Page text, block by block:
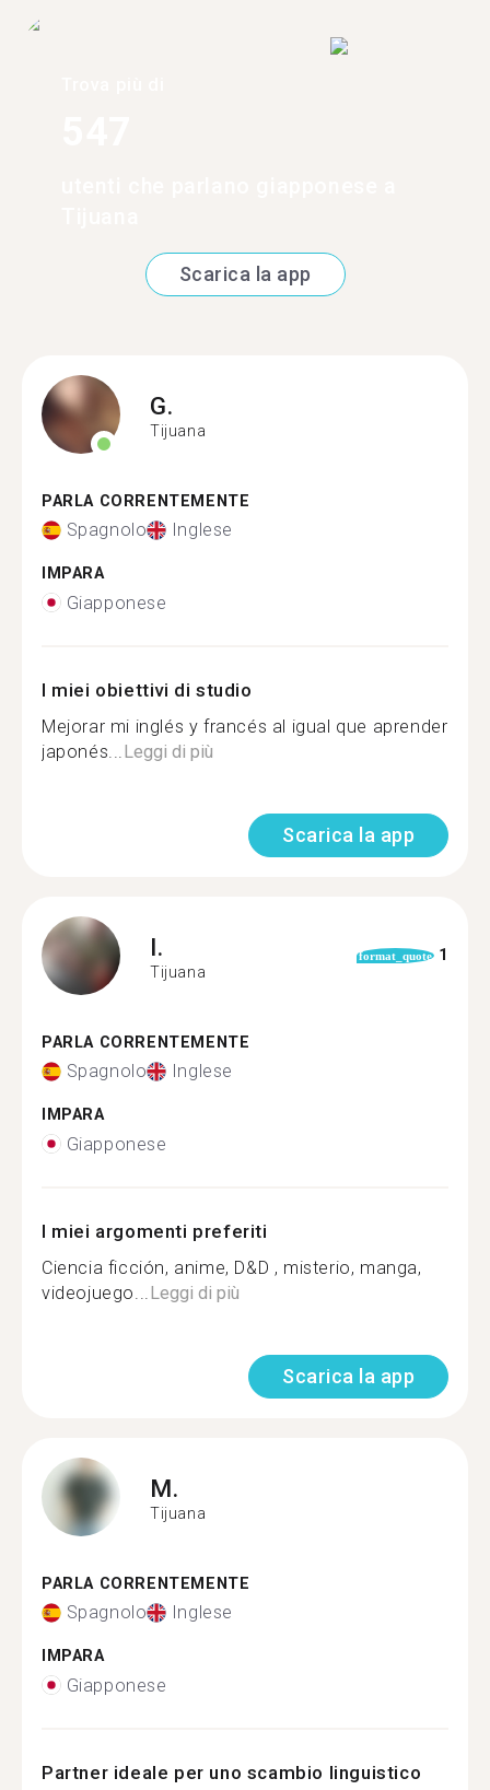
Scarica la app
G.
Tijuana
PARLA CORRENTEMENTE
Spagnolo Inglese
IMPARA
Giapponese
I miei obiettivi di studio
Mejorar mi inglés y francés al igual que aprender
japonés... Leggi di più
Scarica la app
I.
Tijuana
format_quote 1
PARLA CORRENTEMENTE
Spagnolo Inglese
IMPARA
Giapponese
I miei argomenti preferiti
Ciencia ficción, anime, D&D , misterio, manga,
videojuego... Leggi di più
Scarica la app
M.
Tijuana
PARLA CORRENTEMENTE
Spagnolo Inglese
IMPARA
Giapponese
Partner ideale per uno scambio linguistico